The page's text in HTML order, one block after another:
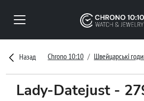
Назад Chrono 10:10 Швейцарські
Lady-Datejust -